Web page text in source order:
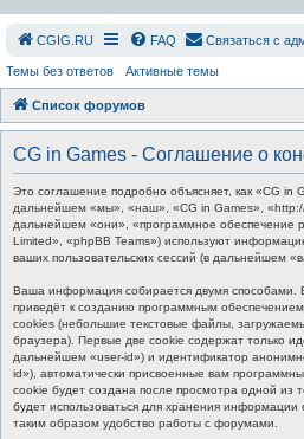
СGIG.RU FAQ Связаться с
Темы без ответов Активные темы
Список форумов
CG in Games - Соглашение о
Это соглашение подробно объясняет, как «CG in
дальнейшем «мы», «наш», «CG in Games»,
дальнейшем «они», «программное обеспечение
Limited», «phpBB Teams») используют
ваших пользовательских сессий (в дальнейшем
Ваша информация собирается двумя способами.
приведёт к созданию программным
cookies (небольшие текстовые файлы,
браузера). Первые две cookie содержат только
дальнейшем «user-id») и идентификатор
id»), автоматически присвоенные вам
cookie будет создана после просмотра одной из
будет использоваться для хранения
таким образом удобство работы с форумами.